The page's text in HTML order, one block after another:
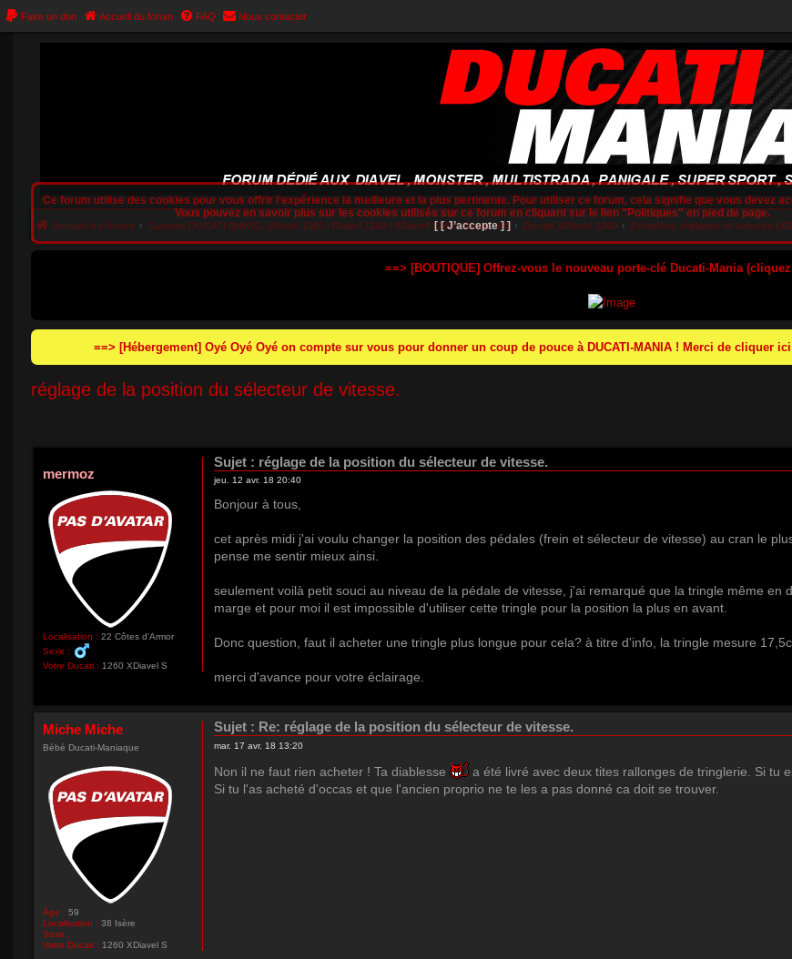
Faire un don Accueil du forum FAQ Nous contacter
Accueil du forum Gamme DUCATI DIAVEL (Diavel 1200 / Diavel 1260 / XDiavel 1260 / Diavel V4) Ducati XDiavel 1260 Entretien, réglages et astuces
==> [BOUTIQUE] Offrez-vous le nouveau porte-clé Ducati-Mania
==> [Hébergement] Oyé Oyé Oyé on compte sur vous pour donner un coup de pouce à DUCATI-MANIA ! Merci de cliquer
réglage de la position du sélecteur de vitesse.
mermoz
Localisation : 22 Côtes d'Armor
Sexe :
Votre Ducati : 1260 XDiavel S
Sujet : réglage de la position du sélecteur de vitesse.
jeu. 12 avr. 18 20:40
Bonjour à tous,
cet après midi j'ai voulu changer la position des pédales (frein et sélecteur de vitesse) au cran le
pense me sentir mieux ainsi.
seulement voilà petit souci au niveau de la pédale de vitesse, j'ai remarqué que la tringle même
marge et pour moi il est impossible d'utiliser cette tringle pour la position la plus en avant.
Donc question, faut il acheter une tringle plus longue pour cela? à titre d'info, la tringle mesure
merci d'avance pour votre éclairage.
Miche Miche
Bébé Ducati-Maniaque
Âge : 59
Localisation : 38 Isère
Sexe :
Votre Ducati : 1260 XDiavel S
Sujet : Re: réglage de la position du sélecteur de vitesse.
mar. 17 avr. 18 13:20
Non il ne faut rien acheter ! Ta diablesse
a été livré avec deux tites rallonges de tringlerie. Si tu
Si tu l'as acheté d'occas et que l'ancien proprio ne te les a pas donné ca doit se trouver.
Ce forum utilise des cookies pour vous offrir l‘expérience la meilleure et la plus pertinente. Pour utiliser ce forum, cela signifie que vous devez
Vous pouvez en savoir plus sur les cookies utilisés sur ce forum en cliquant sur le lien "Politiques" en pied de page.
[ [ J’accepte ] ]